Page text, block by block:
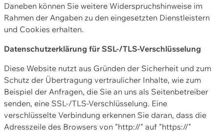
Daneben können Sie weitere Widerspruchshinweise im
Rahmen der Angaben zu den eingesetzten Dienstleistern
und Cookies erhalten.
Datenschutzerklärung für SSL-/TLS-Verschlüsselung
Diese Website nutzt aus Gründen der Sicherheit und zum
Schutz der Übertragung vertraulicher Inhalte, wie zum
Beispiel der Anfragen, die Sie an uns als Seitenbetreiber
senden, eine SSL-/TLS-Verschlüsselung. Eine
verschlüsselte Verbindung erkennen Sie daran, dass die
Adresszeile des Browsers von "http://" auf "https://"